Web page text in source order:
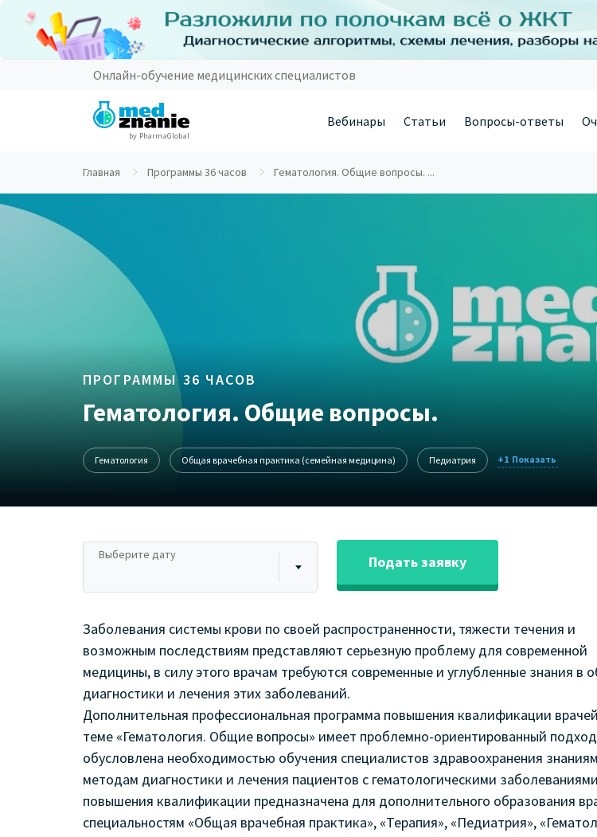
Онлайн-обучение медицинских специалистов
by PharmaGlobal
Вебинары Статьи Вопросы-ответы
Главная Программы 36 часов Гематология. Общие вопросы. ...
ПРОГРАММЫ 36 ЧАСОВ
Гематология. Общие вопросы.
Гематология Общая врачебная практика (семейная медицина) Педиатрия +1
Выберите дату Подать заявку
Заболевания системы крови по своей распространенности, тяжести течения и
возможным последствиям представляют серьезную проблему для современной
медицины, в силу этого врачам требуются современные и углубленные знания в
диагностики и лечения этих заболеваний.
Дополнительная профессиональная программа повышения квалификации
теме «Гематология. Общие вопросы» имеет проблемно-ориентированный
обусловлена необходимостью обучения специалистов здравоохранения
методам диагностики и лечения пациентов с гематологическими
повышения квалификации предназначена для дополнительного образования
специальностям «Общая врачебная практика», «Терапия», «Педиатрия»,